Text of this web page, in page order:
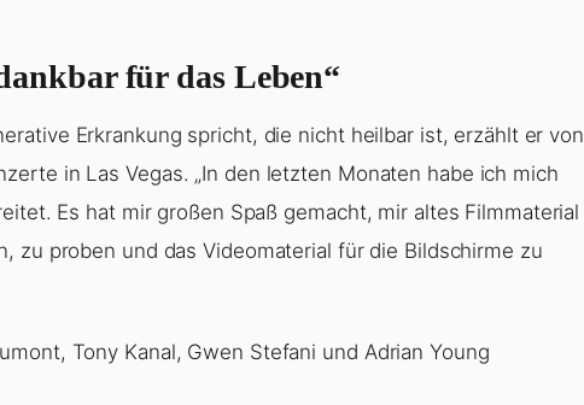
für das Leben“
Erkrankung spricht, die nicht heilbar ist, erzählt er von
in Las Vegas. „In den letzten Monaten habe ich mich
Es hat mir großen Spaß gemacht, mir altes Filmmaterial
zu proben und das Videomaterial für die Bildschirme zu
Tony Kanal, Gwen Stefani und Adrian Young